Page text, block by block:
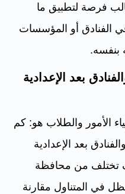
فرصة لتطبيق ما
الفنادق أو المؤسسات
بنفسه.
بعد الإعدادية
الأمور والطلاب هو: كم
بعد الإعدادية
تختلف من محافظة
في المتناول مقارنة